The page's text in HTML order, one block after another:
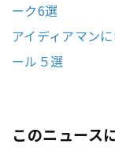
ーク6選
アイディアマン
ール５選
このニュース